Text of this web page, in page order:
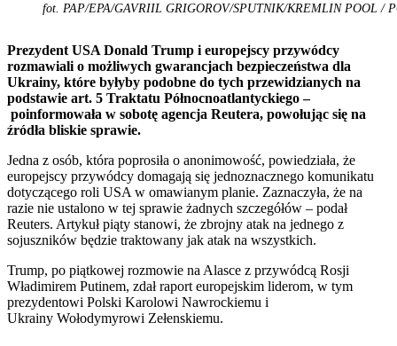
fot. PAP/EPA/GAVRIIL GRIGOROV/SPUTNIK/KREMLIN POOL /
Prezydent USA Donald Trump i europejscy przywódcy
rozmawiali o możliwych gwarancjach bezpieczeństwa dla
Ukrainy, które byłyby podobne do tych przewidzianych na
podstawie art. 5 Traktatu Północnoatlantyckiego –
poinformowała w sobotę agencja Reutera, powołując się na
źródła bliskie sprawie.
Jedna z osób, która poprosiła o anonimowość, powiedziała, że
europejscy przywódcy domagają się jednoznacznego komunikatu
dotyczącego roli USA w omawianym planie. Zaznaczyła, że na
razie nie ustalono w tej sprawie żadnych szczegółów – podał
Reuters. Artykuł piąty stanowi, że zbrojny atak na jednego z
sojuszników będzie traktowany jak atak na wszystkich.
Trump, po piątkowej rozmowie na Alasce z przywódcą Rosji
Władimirem Putinem, zdał raport europejskim liderom, w tym
prezydentowi Polski Karolowi Nawrockiemu i
Ukrainy Wołodymyrowi Zełenskiemu.